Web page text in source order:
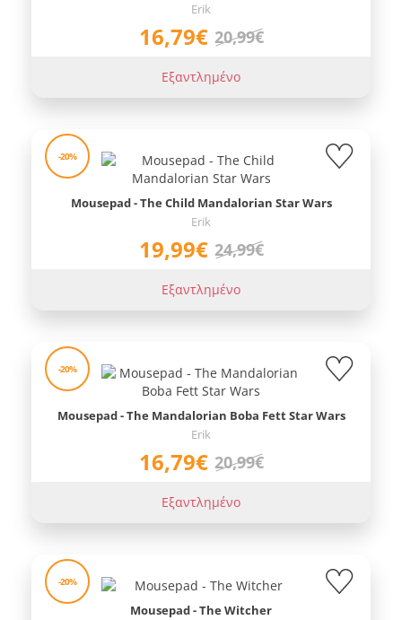
Erik
16,79€ 20,99€
Εξαντλημένο
-20%
Mousepad - The Child Mandalorian Star Wars
Erik
19,99€ 24,99€
Εξαντλημένο
-20%
Mousepad - The Mandalorian Boba Fett Star Wars
Erik
16,79€ 20,99€
Εξαντλημένο
-20%
Mousepad - The Witcher